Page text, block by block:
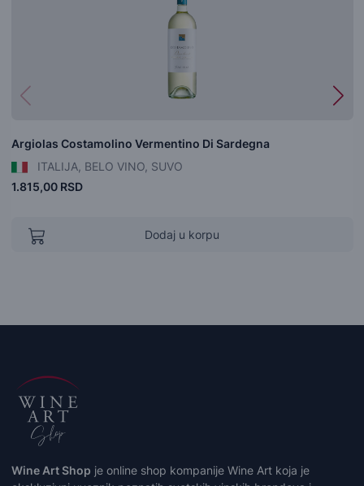
Argiolas Costamolino Vermentino Di Sardegna
ITALIJA, BELO VINO, SUVO
1.815,00 RSD
Dodaj u korpu
Wine Art Shop je online shop kompanije Wine Art koja je